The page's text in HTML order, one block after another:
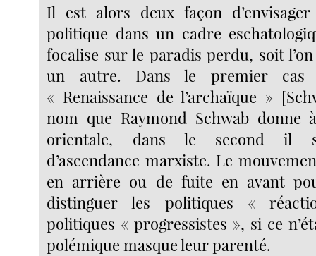
Il est alors deux façon
politique dans un cadre
focalise sur le paradis perdu, soit
un autre. Dans le premier cas
« Renaissance de l’archaïque »
nom que Raymond Schwab donne
orientale, dans le second il
d’ascendance marxiste. Le
en arrière ou de fuite en avant
distinguer les politiques «
politiques « progressistes », si ce
polémique masque leur parenté.